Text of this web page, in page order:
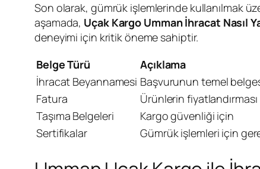
Son olarak, gümrük işlemlerinde kullanılmak
aşamada, Uçak Kargo Umman İhracat Nasıl
deneyimi için kritik öneme sahiptir.
Belge Türü
Açıklama
İhracat Beyannamesi Başvurunun temel
Fatura
Ürünlerin fiyatlandırması
Taşıma Belgeleri
Kargo güvenliği için
Sertifikalar
Gümrük işlemleri için